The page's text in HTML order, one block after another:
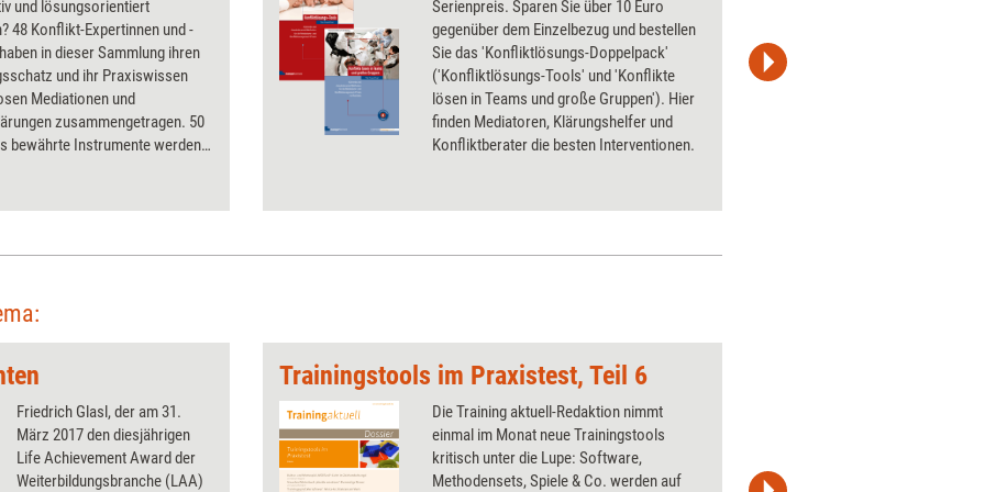
und lösungsorientiert
48 Konflikt-Expertinnen und -
in dieser Sammlung ihren
und ihr Praxiswissen
Mediationen und
zusammengetragen. 50
bewährte Instrumente werden
Die einzelnen Tools sind
Erfahrungen der jeweiligen
Die Leser erhalten damit ein
Nachschlagewerk für ihre
als Mediatorin,
Coach oder Supervisorin.
Serienpreis. Sparen Sie über 10 Euro
gegenüber dem Einzelbezug und bestellen
Sie das 'Konfliktlösungs-Doppelpack'
('Konfliktlösungs-Tools' und 'Konflikte
lösen in Teams und große Gruppen'). Hier
finden Mediatoren, Klärungshelfer und
Konfliktberater die besten Interventionen.
Friedrich Glasl, der am 31.
März 2017 den diesjährigen
Life Achievement Award der
Weiterbildungsbranche (LAA)
Trainingstools im Praxistest, Teil 6
Die Training aktuell-Redaktion nimmt
einmal im Monat neue Trainingstools
kritisch unter die Lupe: Software,
Methodensets, Spiele & Co. werden auf